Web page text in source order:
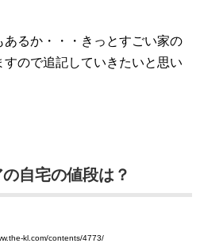
あるか・・・きっとすごい家の
ので追記していきたいと思い
自宅の値段は？
kl.com/contents/4773/